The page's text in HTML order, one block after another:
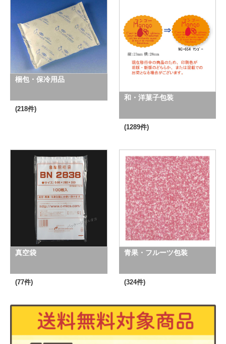
梱包・保冷用品
(218件)
和・洋菓子包装
(1289件)
真空袋
(77件)
青果・フルーツ包装
(324件)